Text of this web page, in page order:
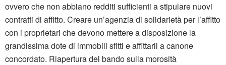
ovvero che non abbiano redditi sufficienti a stipulare nuovi
contratti di affitto. Creare un’agenzia di solidarietà per l’affitto
con i proprietari che devono mettere a disposizione la
grandissima dote di immobili sfitti e affittarli a canone
concordato. Riapertura del bando sulla morosità